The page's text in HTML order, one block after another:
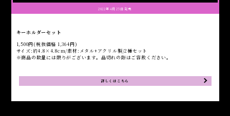
2022年4月25日発売
キーホルダーセット
1,500円(税抜価格 1,364円)
サイズ:約4.8×4.8cm/素材:メタル+アクリル製/2種セット
※商品の数量には限りがございます。品切れの際はご容赦ください。
詳しくはこちら